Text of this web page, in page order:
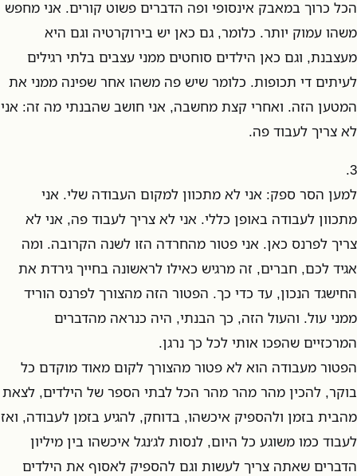
הכל כרוך במאבק אינסופי ופה הדברים פשוט קורים. אני מחפש
משהו עמוק יותר. כלומר, גם כאן יש בירוקרטיה וגם היא
מעצבנת, וגם כאן הילדים סוחטים ממני עצבים בלתי רגילים
לעיתים די תכופות. כלומר שיש פה משהו אחר שפינה ממני את
המטען הזה. ואחרי קצת מחשבה, אני חושב שהבנתי מה זה: אני
לא צריך לעבוד פה.
3.
למען הסר ספק: אני לא מתכוון למקום העבודה שלי. אני
מתכוון לעבודה באופן כללי. אני לא צריך לעבוד פה, אני לא
צריך לפרנס כאן. אני פטור מהחרדה הזו לשנה הקרובה. ומה
אגיד לכם, חברים, זה מרגיש כאילו לראשונה בחייך גירדת את
החישגד הנכון, עד כדי כך. הפטור הזה מהצורך לפרנס הוריד
ממני עול. והעול הזה, כך הבנתי, היה כנראה מהדברים
המרכזיים שהפכו אותי לכל כך נרגן.
הפטור מעבודה הוא לא פטור מהצורך לקום מאוד מוקדם כל
בוקר, להכין מהר מהר מהר הכל לבתי הספר של הילדים, לצאת
מהבית בזמן ולהספיק איכשהו, בדוחק, להגיע בזמן לעבודה, ואז
לעבוד כמו משוגע כל היום, לנסות לג׳נגל איכשהו בין מיליון
הדברים שאתה צריך לעשות וגם להספיק לאסוף את הילדים